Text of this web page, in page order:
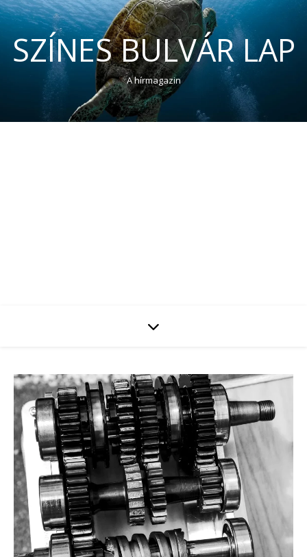
SZÍNES BULVÁR LAP
A hírmagazin